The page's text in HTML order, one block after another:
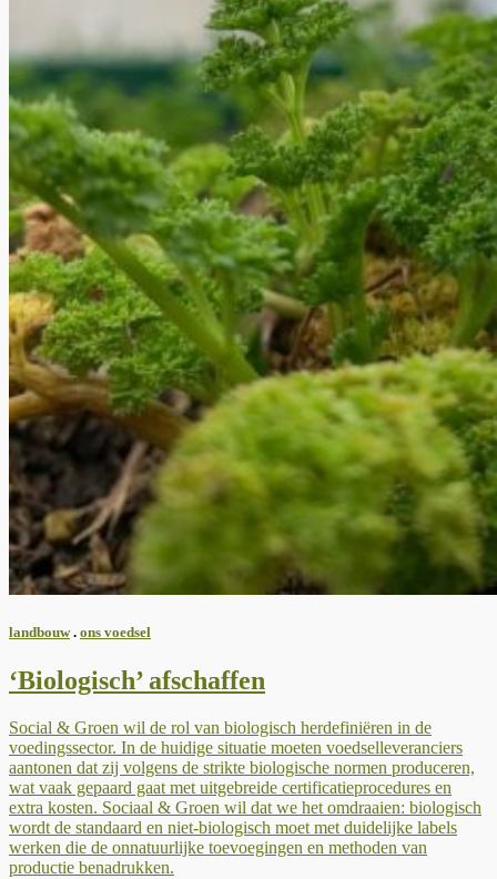
landbouw. ons voedsel
‘Biologisch’ afschaffen
Social & Groen wil de rol van biologisch herdefiniëren in de
voedingssector. In de huidige situatie moeten voedselleveranciers
aantonen dat zij volgens de strikte biologische normen produceren,
wat vaak gepaard gaat met uitgebreide certificatieprocedures en
extra kosten. Sociaal & Groen wil dat we het omdraaien: biologisch
wordt de standaard en niet-biologisch moet met duidelijke labels
werken die de onnatuurlijke toevoegingen en methoden van
productie benadrukken.